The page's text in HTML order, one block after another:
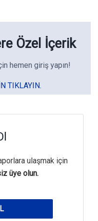
Özel İçerik
hemen giriş yapın!
TIKLAYIN.
ulaşmak için
üye olun.